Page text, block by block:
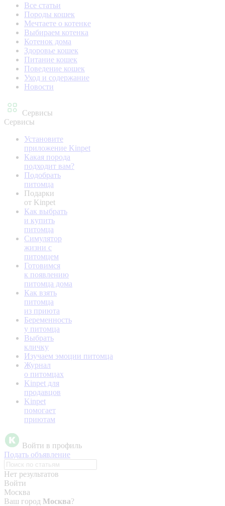
Все статьи
Породы кошек
Мечтаете о котенке
Выбираем котенка
Котенок дома
Здоровье кошек
Питание кошек
Поведение кошек
Уход и содержание
Новости
Сервисы
Сервисы
Установите
приложение Kinpet
Какая порода
подходит вам?
Подобрать
питомца
Подарки
от Kinpet
Как выбрать
и купить
питомца
Симулятор
жизни с
питомцем
Готовимся
к появлению
питомца дома
Как взять
питомца
из приюта
Беременность
у питомца
Выбрать
кличку
Изучаем эмоции питомца
Журнал
о питомцах
Kinpet для
продавцов
Kinpet
помогает
приютам
Войти в профиль
Подать объявление
Нет результатов
Войти
Москва
Ваш город Москва?